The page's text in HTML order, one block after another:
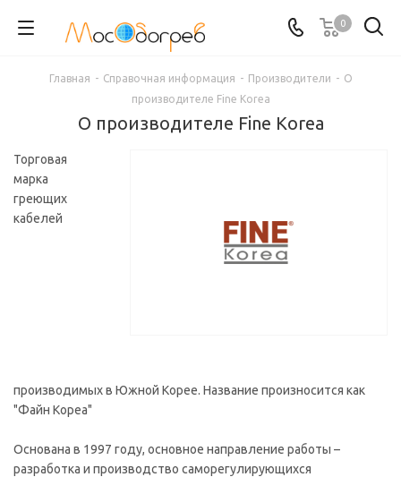
0
Главная - Справочная информация - Производители - О
производителе Fine Korea
О производителе Fine Korea
Торговая
марка
греющих
кабелей
производимых в Южной Корее. Название произносится как
"Файн Кореа"
Основана в 1997 году, основное направление работы –
разработка и производство саморегулирующихся